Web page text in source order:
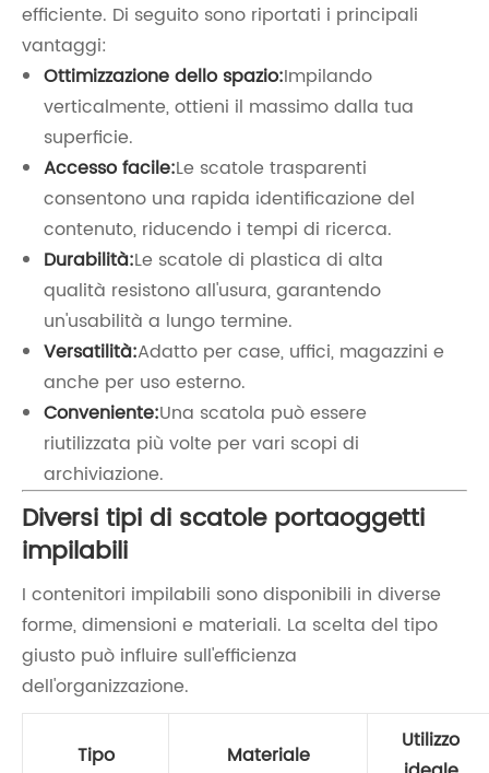
efficiente. Di seguito sono riportati i principali
vantaggi:
Ottimizzazione dello spazio:Impilando
verticalmente, ottieni il massimo dalla tua
superficie.
Accesso facile:Le scatole trasparenti
consentono una rapida identificazione del
contenuto, riducendo i tempi di ricerca.
Durabilità:Le scatole di plastica di alta
qualità resistono all'usura, garantendo
un'usabilità a lungo termine.
Versatilità:Adatto per case, uffici, magazzini e
anche per uso esterno.
Conveniente:Una scatola può essere
riutilizzata più volte per vari scopi di
archiviazione.
Diversi tipi di scatole portaoggetti
impilabili
I contenitori impilabili sono disponibili in diverse
forme, dimensioni e materiali. La scelta del tipo
giusto può influire sull'efficienza
dell'organizzazione.
Tipo Materiale
Utilizzo